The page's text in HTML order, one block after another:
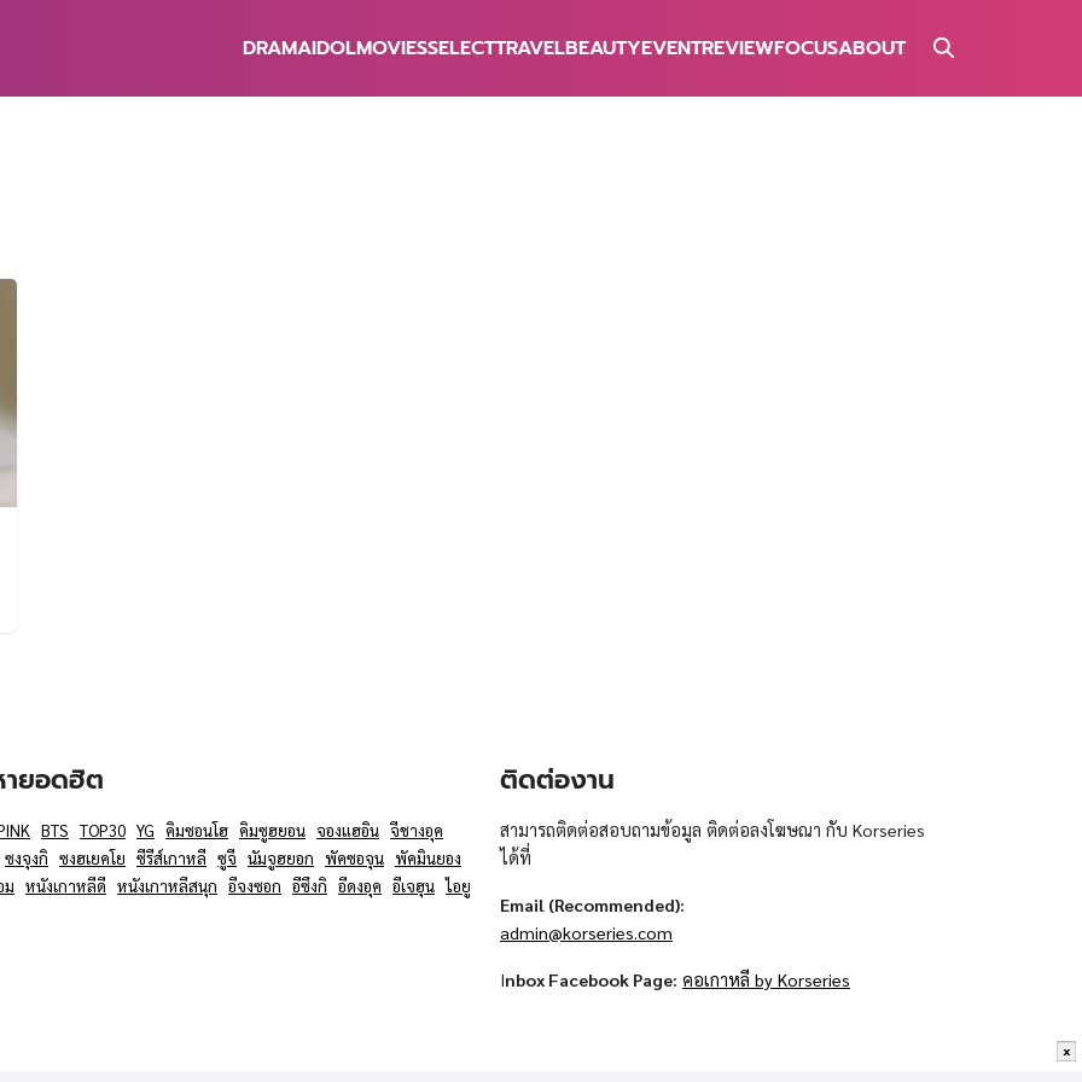
x
DRAMAIDOLMOVIESSELECTTRAVELBEAUTYEVENTREVIEWFOCUSABOUT
ายอดฮิต
BTS TOP30 YG คิมซอนโฮ คิมซูฮยอน จองแฮอิน จีชางอุค
ซงจุงกิ ซงฮเยคโย ซีรีส์เกาหลี ซูจี นัมจูฮยอก พัคซอจุน พัคมินยอง
ม หนังเกาหลีดี หนังเกาหลีสนุก อีจงซอก อีซึงกิ อีดงอุค อีเจฮุน ไอยู
ติดต่องาน
สามารถติดต่อสอบถามข้อมูล ติดต่อลงโฆษณา กับ Korseries
ได้ที่
Email (Recommended):
admin@korseries.com
Inbox Facebook Page: คอเกาหลี by Korseries